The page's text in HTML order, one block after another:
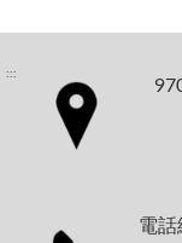
:::
電話